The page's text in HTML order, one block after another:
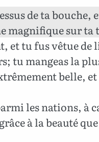
de ta bouche,
magnifique sur ta
et tu fus vêtue de
tu mangeas la
belle,
les nations, à
à la beauté